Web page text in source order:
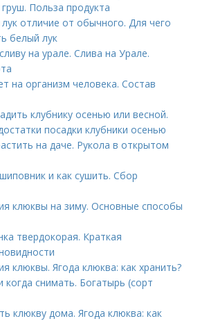
Польза продукта
отличие от обычного. Для чего
белый лук
на урале. Слива на Урале.
на организм человека. Состав
клубнику осенью или весной.
посадки клубники осенью
на даче. Рукола в открытом
и как сушить. Сбор
клюквы на зиму. Основные способы
твердокорая. Краткая
клюквы. Ягода клюква: как хранить?
когда снимать. Богатырь (сорт
клюкву дома. Ягода клюква: как